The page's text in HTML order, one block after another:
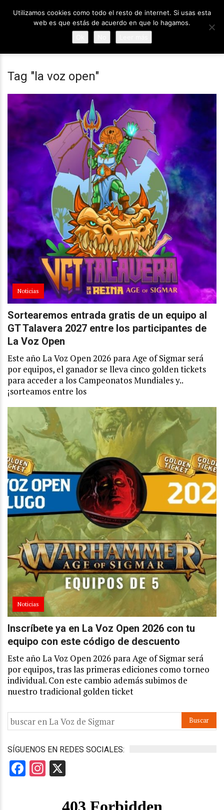
Tag "la voz open"
Noticias
Sortearemos entrada gratis de un equipo al
GT Talavera 2027 entre los participantes de
La Voz Open
Este año La Voz Open 2026 para Age of Sigmar será
por equipos, el ganador se lleva cinco golden tickets
para acceder a los Campeonatos Mundiales y..
¡sorteamos entre los
Noticias
Inscríbete ya en La Voz Open 2026 con tu
equipo con este código de descuento
Este año La Voz Open 2026 para Age of Sigmar será
por equipos, tras las primeras ediciones como torneo
individual. Con este cambio además subimos de
nuestro tradicional golden ticket
SÍGUENOS EN REDES SOCIALES:
Facebook
Instagram
Utilizamos cookies como todo el resto de internet. Si usas esta
web es que estás de acuerdo en que lo hagamos.